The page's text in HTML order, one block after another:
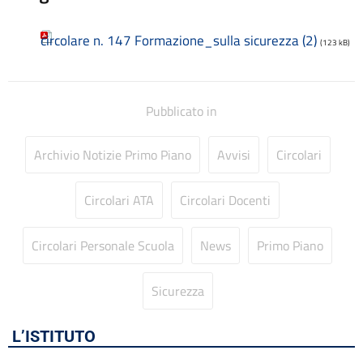
Contatti
Dirigente Scolastico
feedback
Incarichi conferiti e autorizzati ai dipendenti
Inclusione e BES
circolare n. 147 Formazione_sulla sicurezza (2) (123 kB)
Pubblicato in
Archivio Notizie Primo Piano Avvisi Circolari
Circolari ATA Circolari Docenti
Circolari Personale Scuola News Primo Piano
Sicurezza
L’ISTITUTO